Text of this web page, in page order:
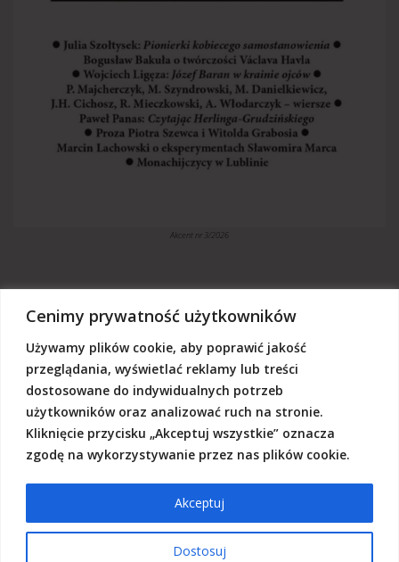
Cenimy prywatność użytkowników
Używamy plików cookie, aby poprawić jakość
przeglądania, wyświetlać reklamy lub treści
dostosowane do indywidualnych potrzeb
użytkowników oraz analizować ruch na stronie.
Kliknięcie przycisku „Akceptuj wszystkie” oznacza
zgodę na wykorzystywanie przez nas plików cookie.
Dostosuj
Akceptuj
Akcent nr 3/2026
„Akcent” jest czasopismem niezależnym, utrzymujemy się z dotacji
budżetowych oraz darowizn. Będziemy wdzięczni, jeśli zechcą nas
Państwo wesprzeć dowolną kwotą.
Wschodnia Fundacja Kultury „Akcent”, ul. Grodzka 3, 20-112 Lublin
Nr rachunku:50124015031111000017528667
(z dopiskiem: Darowizna na działalność statutową Wschodniej
Fundacji Kultury Akcent w sferze pożytku publicznego)